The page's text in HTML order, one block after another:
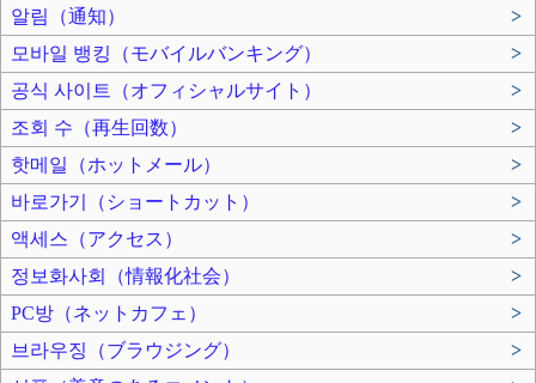
알림（通知）
>
모바일 뱅킹（モバイルバンキング）
>
공식 사이트（オフィシャルサイト）
>
조회 수（再生回数）
>
핫메일（ホットメール）
>
바로가기（ショートカット）
>
액세스（アクセス）
>
정보화사회（情報化社会）
>
PC방（ネットカフェ）
>
브라우징（ブラウジング）
>